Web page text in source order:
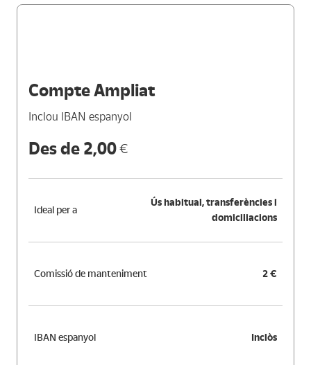
Compte Ampliat
Inclou IBAN espanyol
Des de 2,00€
Ideal per a
Ús habitual, transferències i
domiciliacions
Comissió de manteniment 2 €
IBAN espanyol Inclòs